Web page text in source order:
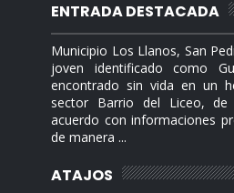
ENTRADA DESTACADA
Municipio Los Llanos, San
joven identificado como
encontrado sin vida en un
sector Barrio del Liceo, de
acuerdo con informaciones
de manera ...
ATAJOS